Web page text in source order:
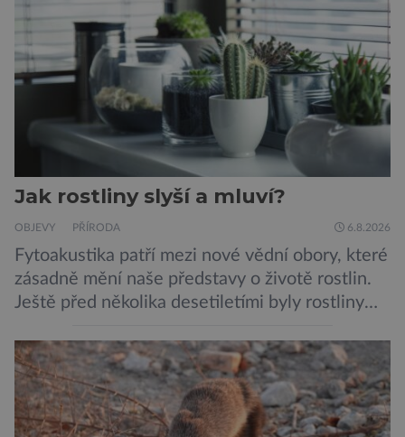
Dosud proti tomuto jedu neexistovala
protilátka, nyní ji zřejmě vědci objevili, ovšem
její zdroj je […]
Jak rostliny slyší a mluví?
OBJEVY PŘÍRODA 6.8.2026
Fytoakustika patří mezi nové vědní obory, které
zásadně mění naše představy o životě rostlin.
Ještě před několika desetiletími byly rostliny
pouze reagují na změny prostředí. Moderní
výzkum však ukazuje, že skutečnost je mnohem
zajímavější. Rostliny totiž dokážou své okolí
vnímat prostřednictvím mechanických podnětů